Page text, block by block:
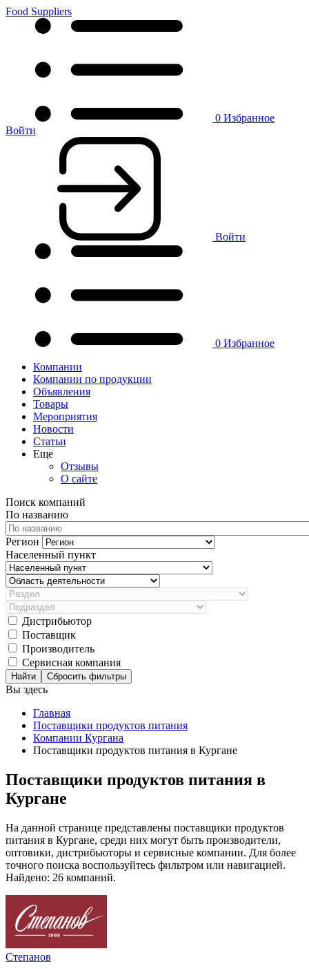
Food Suppliers
0 Избранное
Войти
Войти
0 Избранное
Компании
Компании по продукции
Объявления
Товары
Мероприятия
Новости
Статьи
Еще
Отзывы
О сайте
Поиск компаний
По названию
Регион
Населенный пункт
Дистрибьютор
Поставщик
Производитель
Сервисная компания
Сбросить фильтры
Вы здесь
Главная
Поставщики продуктов питания
Компании Кургана
Поставщики продуктов питания в Кургане
Поставщики продуктов питания в
Кургане
На данной странице представлены поставщики продуктов
питания в Кургане, среди них могут быть производители,
оптовики, дистрибьюторы и сервисные компании. Для более
точного поиска воспользуйтесь фильтром или навигацией.
Найдено: 26 компаний.
Степанов